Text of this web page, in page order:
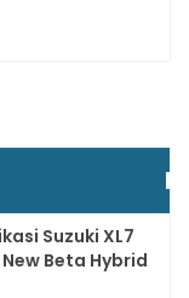
Suzuki XL7
Beta Hybrid